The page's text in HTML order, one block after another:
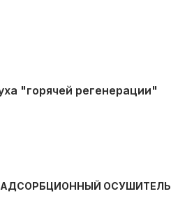
"горячей регенерации"
ОСУШИТЕЛЬ